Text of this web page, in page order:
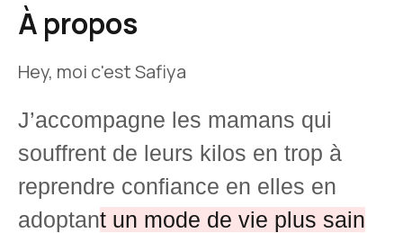
À propos
Hey, moi c'est Safiya
J’accompagne les mamans qui
souffrent de leurs kilos en trop à
reprendre confiance en elles en
adoptant un mode de vie plus sain